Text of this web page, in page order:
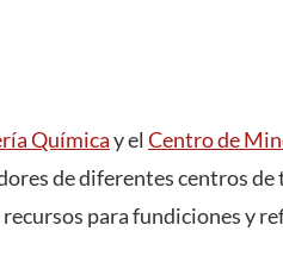
Químicay el Centro de
de diferentes centros de
recursos para fundiciones y